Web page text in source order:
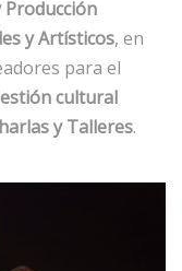
Producción
y Artísticos, en
para el
cultural
y Talleres.